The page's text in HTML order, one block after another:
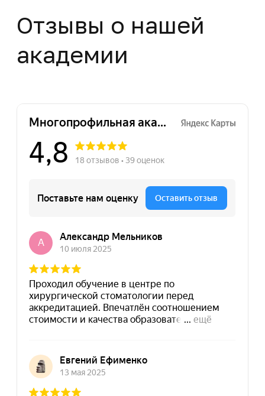
Город Москва, ул. Кусковская, д. 20А
info@dpomart.ru
8 (495) 532-73-24
© MAPT, 2025
Политика конфиденциальности